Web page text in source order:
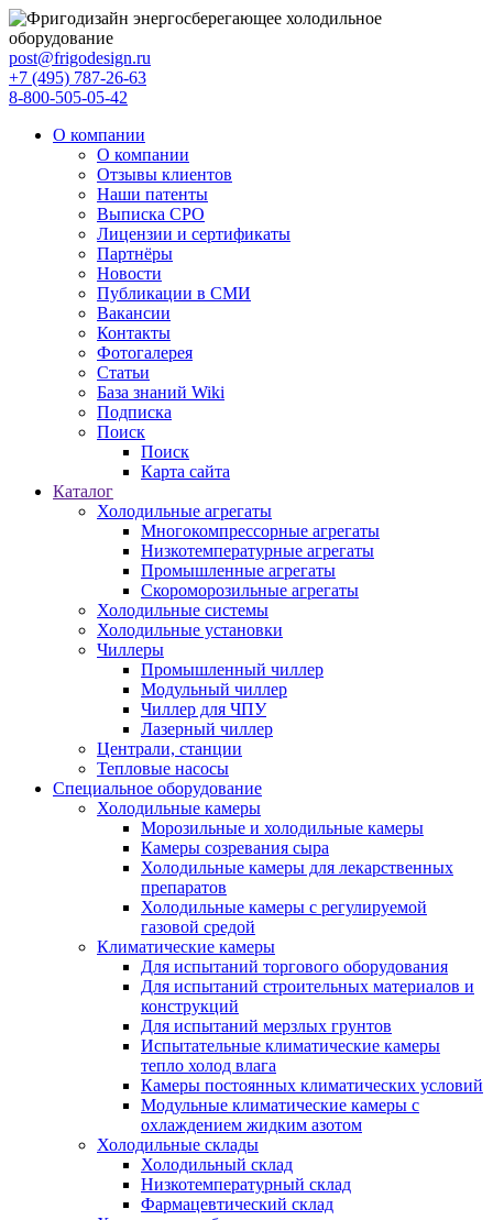
post@frigodesign.ru
+7 (495) 787-26-63
8-800-505-05-42
О компании
О компании
Отзывы клиентов
Наши патенты
Выписка СРО
Лицензии и сертификаты
Партнёры
Новости
Публикации в СМИ
Вакансии
Контакты
Фотогалерея
Статьи
База знаний Wiki
Подписка
Поиск
Поиск
Карта сайта
Каталог
Холодильные агрегаты
Многокомпрессорные агрегаты
Низкотемпературные агрегаты
Промышленные агрегаты
Скороморозильные агрегаты
Холодильные системы
Холодильные установки
Чиллеры
Промышленный чиллер
Модульный чиллер
Чиллер для ЧПУ
Лазерный чиллер
Централи, станции
Тепловые насосы
Специальное оборудование
Холодильные камеры
Морозильные и холодильные камеры
Камеры созревания сыра
Холодильные камеры для лекарственных
препаратов
Холодильные камеры с регулируемой
газовой средой
Климатические камеры
Для испытаний торгового оборудования
Для испытаний строительных материалов и
конструкций
Для испытаний мерзлых грунтов
Испытательные климатические камеры
тепло холод влага
Камеры постоянных климатических условий
Модульные климатические камеры с
охлаждением жидким азотом
Холодильные склады
Холодильный склад
Низкотемпературный склад
Фармацевтический склад